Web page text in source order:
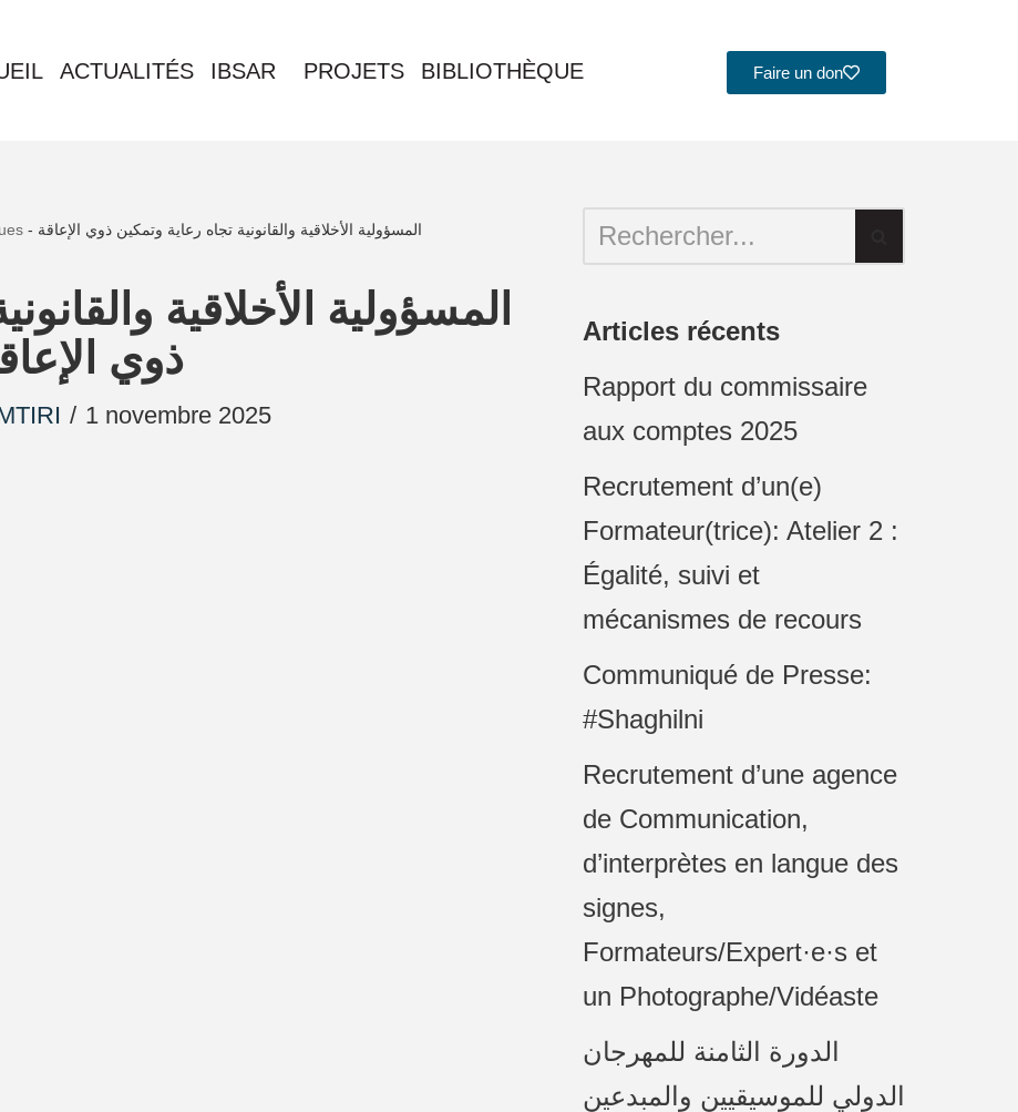
ACTUALITÉS IBSAR PROJETS BIBLIOTHÈQUE Faire un don
- المسؤولية الأخلاقية والقانونية تجاه رعاية وتمكين ذوي الإعاقة
المسؤولية الأخلاقية
ذوي
1 novembre 2025
Articles récents
Rapport du commissaire
aux comptes 2025
Recrutement d’un(e)
Formateur(trice): Atelier 2 :
Égalité, suivi et
mécanismes de recours
Communiqué de Presse:
#Shaghilni
Recrutement d’une agence
de Communication,
d’interprètes en langue des
signes,
Formateurs/Expert·e·s et
un Photographe/Vidéaste
الدورة الثامنة للمهرجان
الدولي للموسيقيين والمبدعين